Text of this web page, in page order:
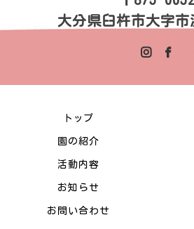
大分県臼杵市大字市
トップ
園の紹介
活動内容
お知らせ
お問い合わせ